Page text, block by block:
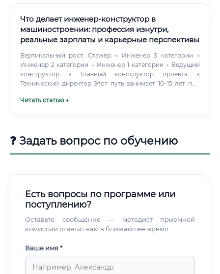
Что делает инженер-конструктор в
машиностроении: профессия изнутри,
реальные зарплаты и карьерные перспективы
Вертикальный рост: Стажёр → Инженер 3 категории →
Инженер 2 категории → Инженер 1 категории → Ведущий
конструктор → Главный конструктор проекта →
Технический директор Этот путь занимает 10–15 лет при
заводе — это позиция с зарплатой от 250 000 рублей и
Читать статью →
❓ Задать вопрос по обучению
Есть вопросы по программе или
поступлению?
Оставьте сообщение — методист приемной
комиссии ответит вам в ближайшее время.
Ваше имя *